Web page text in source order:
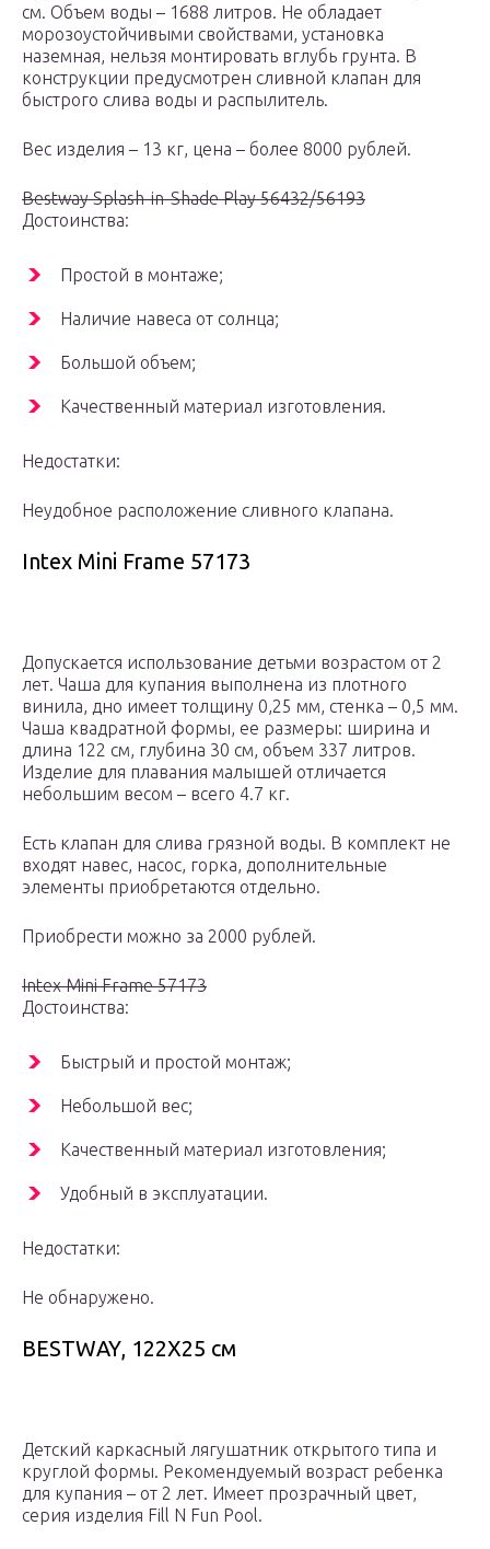
см. Объем воды – 1688 литров. Не обладает
морозоустойчивыми свойствами, установка
наземная, нельзя монтировать вглубь грунта. В
конструкции предусмотрен сливной клапан для
быстрого слива воды и распылитель.
Вес изделия – 13 кг, цена – более 8000 рублей.
Bestway Splash-in-Shade Play 56432/56193
Достоинства:
Простой в монтаже;
Наличие навеса от солнца;
Большой объем;
Качественный материал изготовления.
Недостатки:
Неудобное расположение сливного клапана.
Intex Mini Frame 57173
Допускается использование детьми возрастом от 2
лет. Чаша для купания выполнена из плотного
винила, дно имеет толщину 0,25 мм, стенка – 0,5 мм.
Чаша квадратной формы, ее размеры: ширина и
длина 122 см, глубина 30 см, объем 337 литров.
Изделие для плавания малышей отличается
небольшим весом – всего 4.7 кг.
Есть клапан для слива грязной воды. В комплект не
входят навес, насос, горка, дополнительные
элементы приобретаются отдельно.
Приобрести можно за 2000 рублей.
Intex Mini Frame 57173
Достоинства:
Быстрый и простой монтаж;
Небольшой вес;
Качественный материал изготовления;
Удобный в эксплуатации.
Недостатки:
Не обнаружено.
BESTWAY, 122Х25 см
Детский каркасный лягушатник открытого типа и
круглой формы. Рекомендуемый возраст ребенка
для купания – от 2 лет. Имеет прозрачный цвет,
серия изделия Fill N Fun Pool.